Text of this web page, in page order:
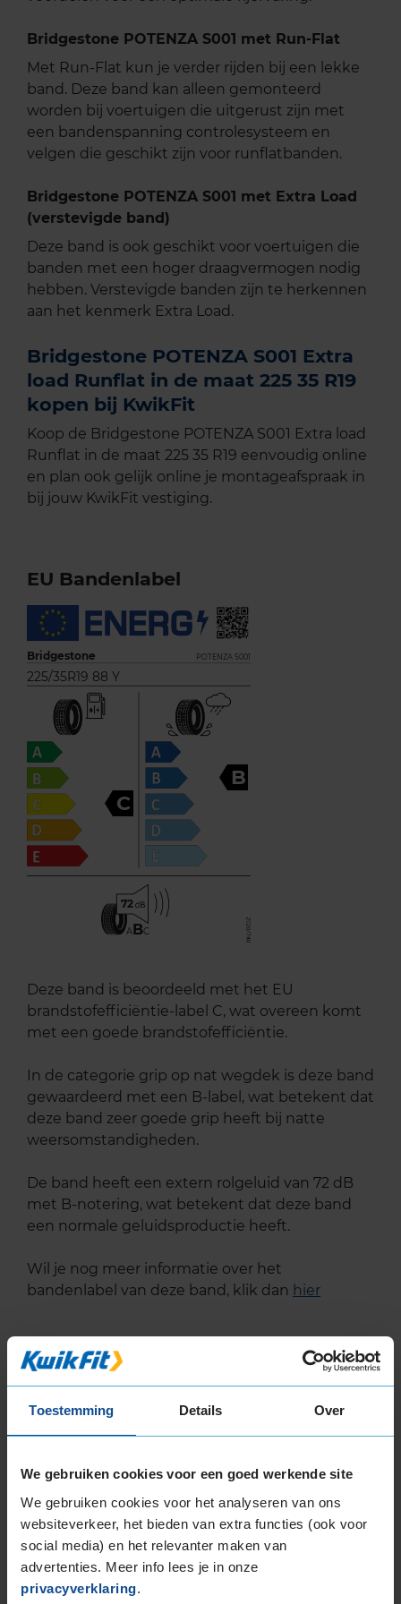
Toestemming Details Over
We gebruiken cookies voor een goed werkende site
We gebruiken cookies voor het analyseren van ons
websiteverkeer, het bieden van extra functies (ook voor
social media) en het relevanter maken van
advertenties. Meer info lees je in onze
privacyverklaring.
Bridgestone POTENZA S001 met Run-Flat
Met Run-Flat kun je verder rijden bij een lekke
band. Deze band kan alleen gemonteerd
worden bij voertuigen die uitgerust zijn met
een bandenspanning controlesysteem en
velgen die geschikt zijn voor runflatbanden.
Bridgestone POTENZA S001 met Extra Load
(verstevigde band)
Deze band is ook geschikt voor voertuigen die
banden met een hoger draagvermogen nodig
hebben. Verstevigde banden zijn te herkennen
aan het kenmerk Extra Load.
Bridgestone POTENZA S001 Extra
load Runflat in de maat 225 35 R19
kopen bij KwikFit
Koop de Bridgestone POTENZA S001 Extra load
Runflat in de maat 225 35 R19 eenvoudig online
en plan ook gelijk online je montageafspraak in
bij jouw KwikFit vestiging.
EU Bandenlabel
Bridgestone POTENZA S001
225/35R19 88 Y
C
B
72
ABC
Deze band is beoordeeld met het EU
brandstofefficiëntie-label C, wat overeen komt
met een goede brandstofefficiëntie.
In de categorie grip op nat wegdek is deze band
gewaardeerd met een B-label, wat betekent dat
deze band zeer goede grip heeft bij natte
weersomstandigheden.
De band heeft een extern rolgeluid van 72 dB
met B-notering, wat betekent dat deze band
een normale geluidsproductie heeft.
Wil je nog meer informatie over het
bandenlabel van deze band, klik dan hier
Klantbeoordelingen
8,0 Algemeen
8,0
Grip
8,0
Comfort
8,0
Band 225/35R19 88Y EXTRALOAD RUNFLAT
Datum beoordeling29 juli 2023
Type rijderNormaal
MINI Mini Clubman 1.5 One CM 3-cil. B 102pk